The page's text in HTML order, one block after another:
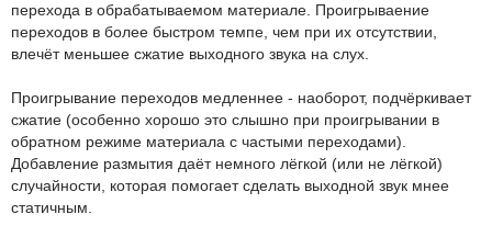
перехода в обрабатываемом материале. Проигрываение
переходов в более быстром темпе, чем при их отсутствии,
влечёт меньшее сжатие выходного звука на слух.
Проигрывание переходов медленнее - наоборот, подчёркивает
сжатие (особенно хорошо это слышно при проигрывании в
обратном режиме материала с частыми переходами).
Добавление размытия даёт немного лёгкой (или не лёгкой)
случайности, которая помогает сделать выходной звук мнее
статичным.